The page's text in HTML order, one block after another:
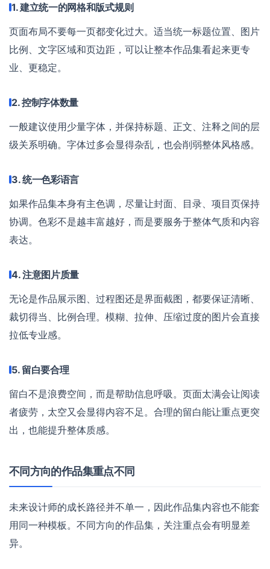
1. 建立统一的网格和版式规则
页面布局不要每一页都变化过大。适当统一标题位置、图片
比例、文字区域和页边距，可以让整本作品集看起来更专
业、更稳定。
2. 控制字体数量
一般建议使用少量字体，并保持标题、正文、注释之间的层
级关系明确。字体过多会显得杂乱，也会削弱整体风格感。
3. 统一色彩语言
如果作品集本身有主色调，尽量让封面、目录、项目页保持
协调。色彩不是越丰富越好，而是要服务于整体气质和内容
表达。
4. 注意图片质量
无论是作品展示图、过程图还是界面截图，都要保证清晰、
裁切得当、比例合理。模糊、拉伸、压缩过度的图片会直接
拉低专业感。
5. 留白要合理
留白不是浪费空间，而是帮助信息呼吸。页面太满会让阅读
者疲劳，太空又会显得内容不足。合理的留白能让重点更突
出，也能提升整体质感。
不同方向的作品集重点不同
未来设计师的成长路径并不单一，因此作品集内容也不能套
用同一种模板。不同方向的作品集，关注重点会有明显差
异。